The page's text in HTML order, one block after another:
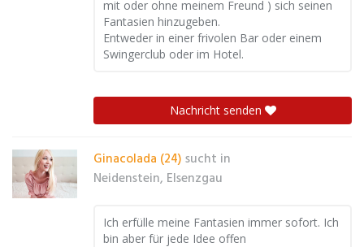
mit oder ohne meinem Freund ) sich seinen
Fantasien hinzugeben.
Entweder in einer frivolen Bar oder einem
Swingerclub oder im Hotel.
Nachricht senden
Ginacolada (24) sucht in
Neidenstein, Elsenzgau
Ich erfülle meine Fantasien immer sofort. Ich
bin aber für jede Idee offen